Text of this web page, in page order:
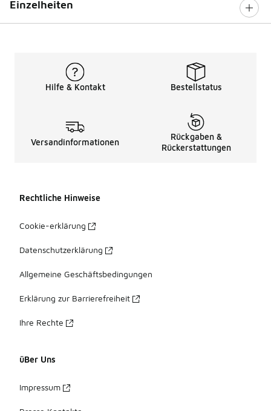
Einzelheiten
Hilfe & Kontakt Bestellstatus
Versandinformationen
Rückgaben &
Rückerstattungen
Rechtliche Hinweise
Cookie-erklärung
Datenschutzerklärung
Allgemeine Geschäftsbedingungen
Erklärung zur Barrierefreiheit
Ihre Rechte
üBer Uns
Impressum